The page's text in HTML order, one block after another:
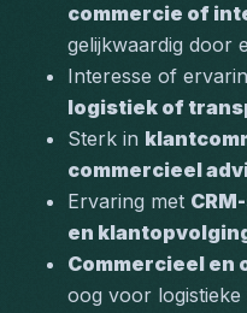
commercie of
gelijkwaardig door
Interesse of
logistiek of
Sterk in
commercieel
Ervaring met
en
Commercieel
oog voor logistieke